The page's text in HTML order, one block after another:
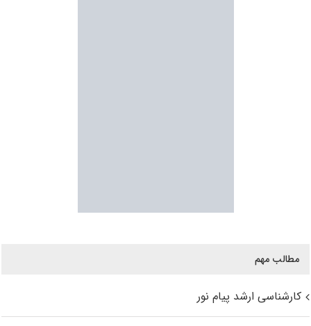
مطالب مهم
کارشناسی ارشد پیام نور